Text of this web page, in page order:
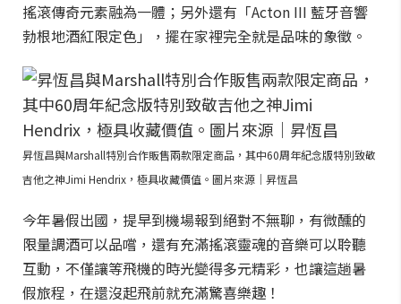
搖滾傳奇元素融為一體；另外還有「Acton III 藍牙音響
勃根地酒紅限定色」，擺在家裡完全就是品味的象徵。
昇恆昌與Marshall特別合作販售兩款限定商品，其中60周年紀念版特別致敬
吉他之神Jimi Hendrix，極具收藏價值。圖片來源｜昇恆昌
今年暑假出國，提早到機場報到絕對不無聊，有微醺的
限量調酒可以品嚐，還有充滿搖滾靈魂的音樂可以聆聽
互動，不僅讓等飛機的時光變得多元精彩，也讓這趟暑
假旅程，在還沒起飛前就充滿驚喜樂趣！